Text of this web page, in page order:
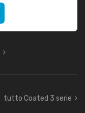
tutto Coated 3 serie